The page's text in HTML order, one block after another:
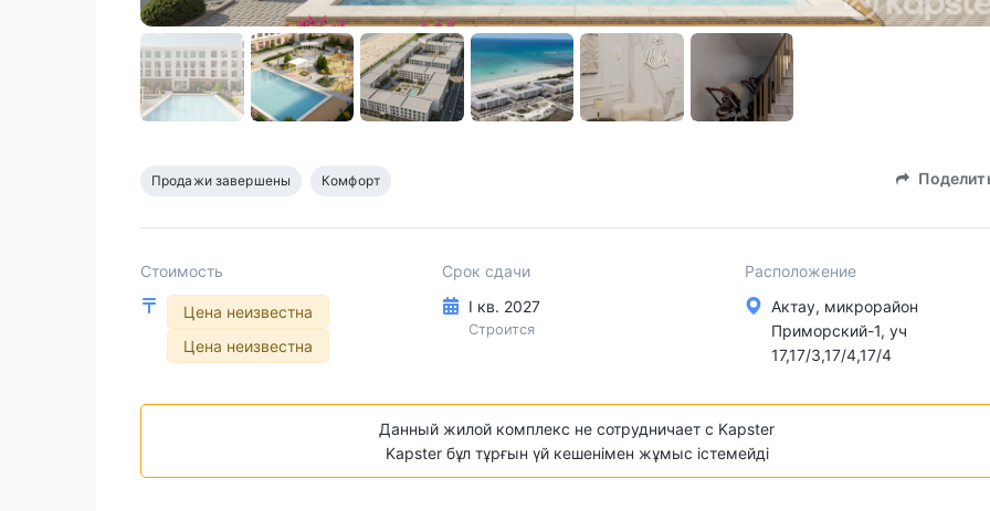
Продажи завершены Комфорт
Стоимость
Цена неизвестна
Цена неизвестна
Срок сдачи
I кв. 2027
Строится
Расположение
Актау, микрорайон
Приморский-1, уч
17,17/3,17/4,17/4
Данный жилой комплекс не сотрудничает с Kapster
Kapster бұл тұрғын үй кешенімен жұмыс істемейді